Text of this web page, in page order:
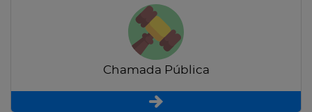
Chamada Pública